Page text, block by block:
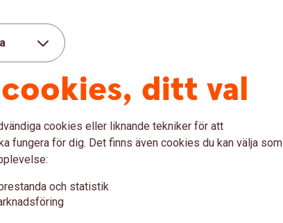
extra möten är stora.
månaderna ökade med tio
dagar under det år de följde
vilket innebär att
på bekostnad av högre
bör implementeras för
författarna har enkla och tydliga
och klar struktur - från
viktiga policyimplikationer och
ditt val
cookies eller liknande tekniker för att
fungera för dig. Det finns även cookies du kan välja som
och statistik